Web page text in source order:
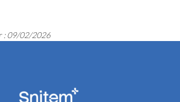
: 09/02/2026